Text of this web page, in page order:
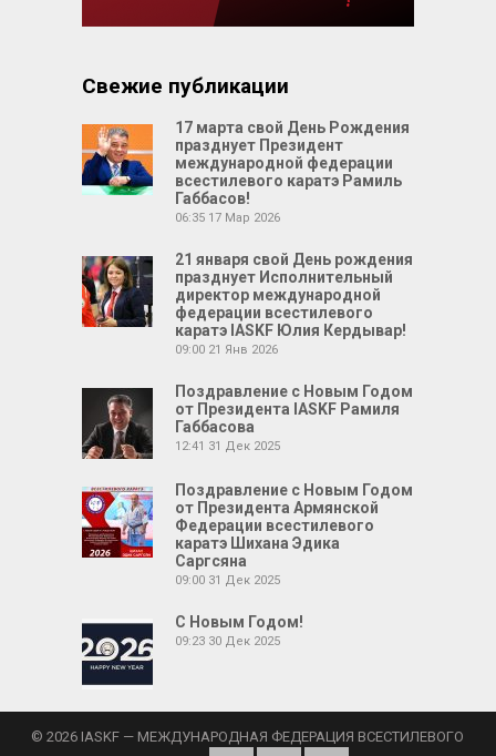
Свежие публикации
17 марта свой День Рождения
празднует Президент
международной федерации
всестилевого каратэ Рамиль
Габбасов!
06:35 17 Мар 2026
21 января свой День рождения
празднует Исполнительный
директор международной
федерации всестилевого
каратэ IASKF Юлия Кердывар!
09:00 21 Янв 2026
Поздравление с Новым Годом
от Президента IASKF Рамиля
Габбасова
12:41 31 Дек 2025
Поздравление с Новым Годом
от Президента Армянской
Федерации всестилевого
каратэ Шихана Эдика
Саргсяна
09:00 31 Дек 2025
С Новым Годом!
09:23 30 Дек 2025
© 2026 IASKF — МЕЖДУНАРОДНАЯ ФЕДЕРАЦИЯ ВСЕСТИЛЕВОГО